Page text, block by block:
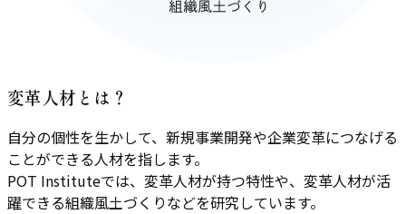
変革人材とは？
自分の個性を生かして、新規事業開発や企業変革につなげる
ことができる人材を指します。
POT Instituteでは、変革人材が持つ特性や、変革人材が活
躍できる組織風土づくりなどを研究しています。